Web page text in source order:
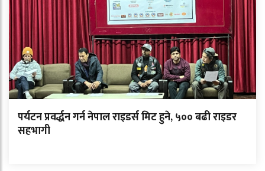
पर्यटन प्रवर्द्धन गर्न नेपाल राइडर्स मिट हुने, ५०० बढी राइडर
सहभागी